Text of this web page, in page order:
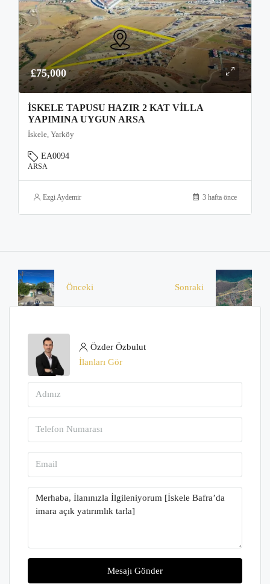
£75,000
İSKELE TAPUSU HAZIR 2 KAT VILLA
YAPIMINA UYGUN ARSA
İskele, Yarköy
EA0094
ARSA
Ezgi Aydemir 3 hafta önce
Önceki Sonraki
Özder Özbulut
İlanları Gör
Mesajı Gönder